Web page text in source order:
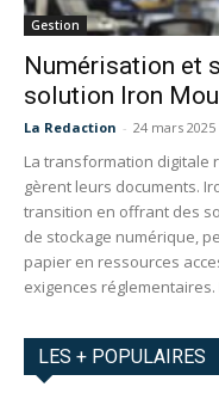
Gestion
Numérisation et
solution Iron
La Redaction - 24 mars 2025
La transformation digitale
gèrent leurs documents.
transition en offrant des
de stockage numérique,
papier en ressources
exigences réglementaires.
LES + POPULAIRES